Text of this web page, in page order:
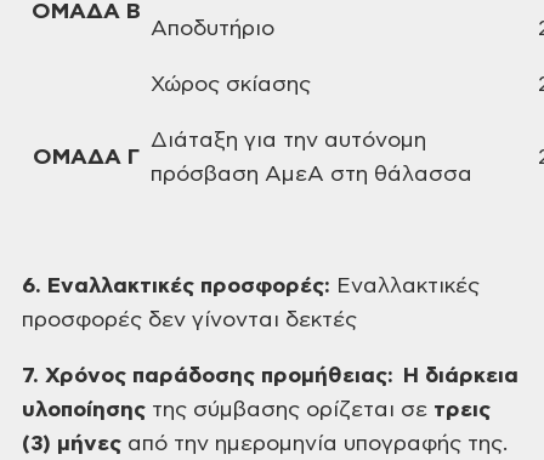
ΟΜΑΔΑ Β
Αποδυτήριο
Χώρος σκίασης
ΟΜΑΔΑ Γ
Διάταξη για την αυτόνομη
πρόσβαση ΑμεΑ στη θάλασσα
6. Εναλλακτικές προσφορές: Εναλλακτικές
προσφορές δεν γίνονται δεκτές
7. Χρόνος παράδοσης προμήθειας: Η διάρκεια
υλοποίησης της σύμβασης ορίζεται σε τρεις
(3) μήνες από την ημερομηνία υπογραφής της.